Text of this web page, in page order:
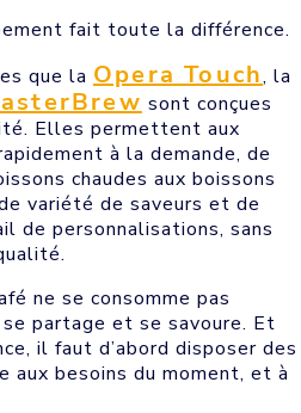
fait toute la différence.
que la Opera Touch, la
sont conçues
Elles permettent aux
à la demande, de
chaudes aux boissons
variété de saveurs et de
de personnalisations, sans
ne se consomme pas
partage et se savoure. Et
il faut d’abord disposer des
aux besoins du moment, et à